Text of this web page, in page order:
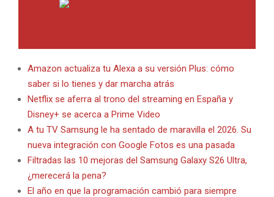
Amazon actualiza tu Alexa a su versión Plus: cómo
saber si lo tienes y dar marcha atrás
Netflix se aferra al trono del streaming en España y
Disney+ se acerca a Prime Video
A tu TV Samsung le ha sentado de maravilla el 2026. Su
nueva integración con Google Fotos es una pasada
Filtradas las 10 mejoras del Samsung Galaxy S26 Ultra,
¿merecerá la pena?
El año en que la programación cambió para siempre